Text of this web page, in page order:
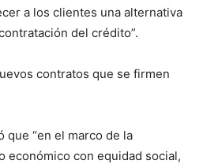
a los clientes una alternativa
del crédito”.
contratos que se firmen
que “en el marco de la
económico con equidad social,